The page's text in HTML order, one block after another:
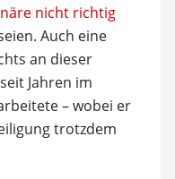
nicht richtig
Auch eine
an dieser
Jahren im
– wobei er
trotzdem